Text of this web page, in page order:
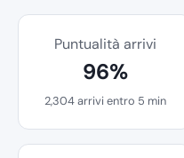
Puntualità arrivi
96%
2,304 arrivi entro 5 min